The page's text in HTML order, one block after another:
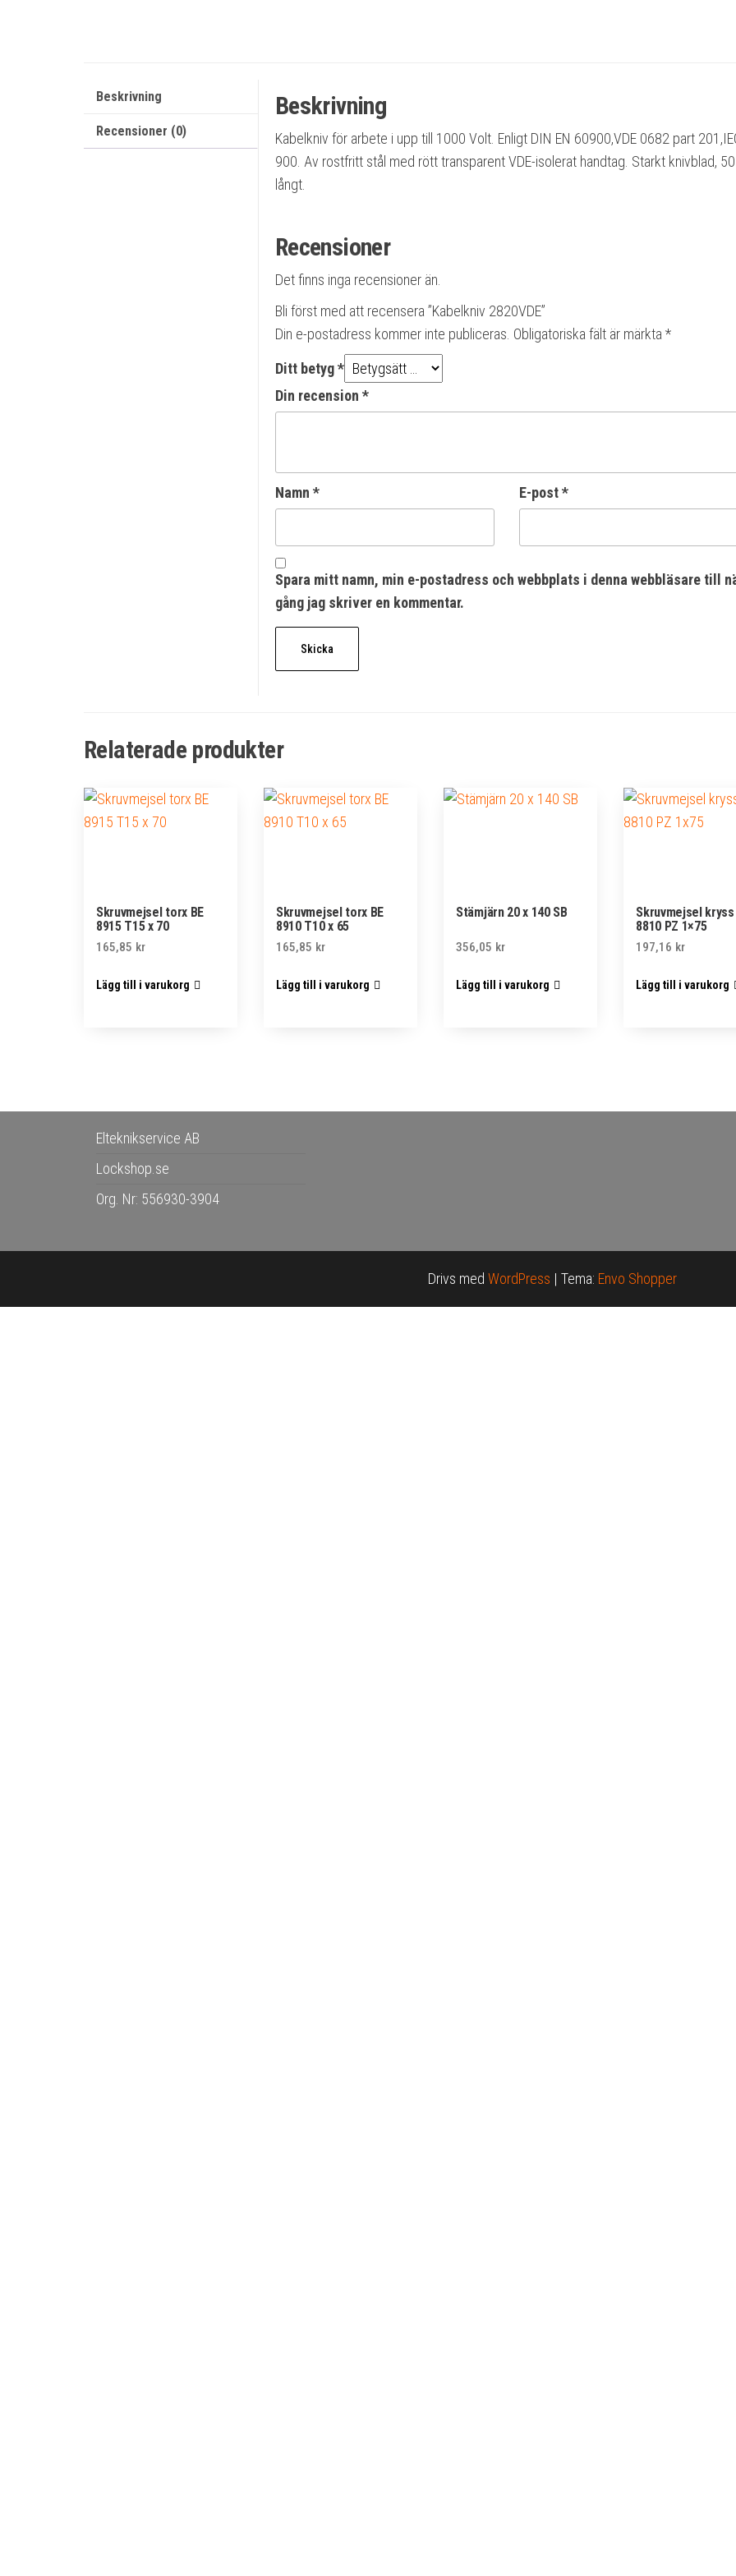
Beskrivning
Recensioner (0)
Beskrivning
Kabelkniv för arbete i upp till 1000 Volt. Enligt DIN EN 60900,VDE 0682 part
900. Av rostfritt stål med rött transparent VDE-isolerat handtag. Starkt knivblad,
långt.
Recensioner
Det finns inga recensioner än.
Bli först med att recensera ”Kabelkniv 2820VDE”
Din e-postadress kommer inte publiceras. Obligatoriska fält är märkta *
Ditt betyg*
Din recension *
Namn * E-post*
Spara mitt namn, min e-postadress och webbplats i denna webbläsare till
gång jag skriver en kommentar.
Relaterade produkter
Skruvmejsel torx BE
8915 T15 x 70
165,85 kr
Lägg till i varukorg
Skruvmejsel torx BE
8910 T10 x 65
165,85 kr
Lägg till i varukorg
Stämjärn 20 x 140 SB
356,05 kr
Lägg till i varukorg
Skruvmejsel kryss
8810 PZ 1×75
197,16 kr
Lägg till i varukorg
Elteknikservice AB
Lockshop.se
Org. Nr: 556930-3904
Drivs med WordPress | Tema: Envo Shopper